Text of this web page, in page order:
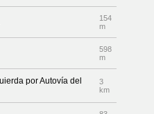
154
m
598
m
por Autovía del
3
km